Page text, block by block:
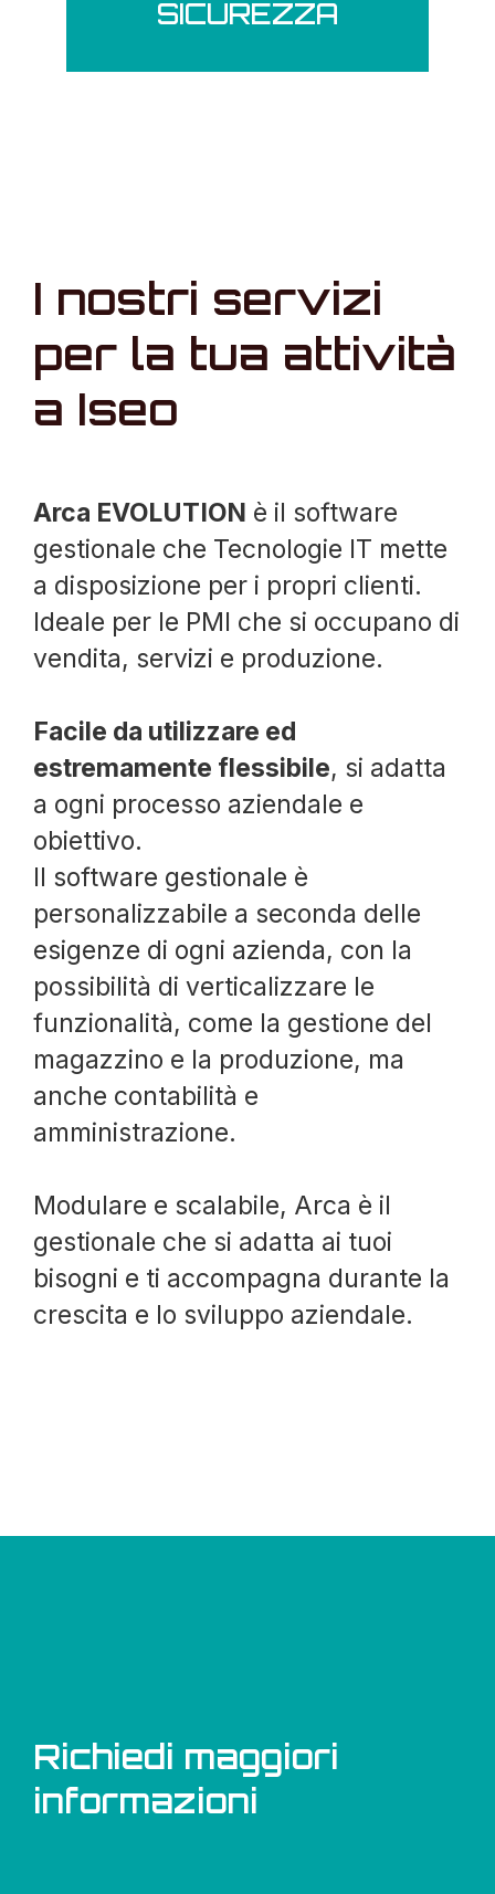
SICUREZZA
I nostri servizi
per la tua attività
a Iseo
Arca EVOLUTION è il software
gestionale che Tecnologie IT mette
a disposizione per i propri clienti.
Ideale per le PMI che si occupano di
vendita, servizi e produzione.
Facile da utilizzare ed
estremamente flessibile, si adatta
a ogni processo aziendale e
obiettivo.
Il software gestionale è
personalizzabile a seconda delle
esigenze di ogni azienda, con la
possibilità di verticalizzare le
funzionalità, come la gestione del
magazzino e la produzione, ma
anche contabilità e
amministrazione.
Modulare e scalabile, Arca è il
gestionale che si adatta ai tuoi
bisogni e ti accompagna durante la
crescita e lo sviluppo aziendale.
Richiedi maggiori
informazioni